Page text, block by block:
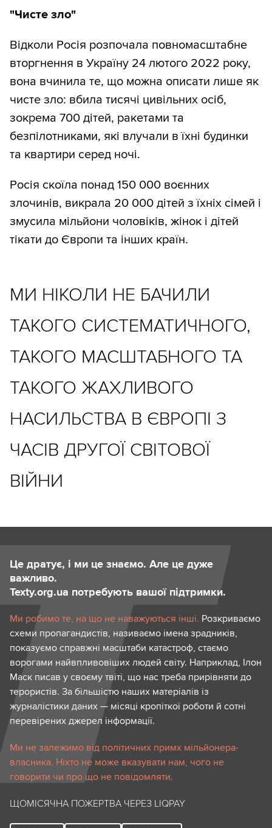
"Чисте зло"
Відколи Росія розпочала повномасштабне
вторгнення в Україну 24 лютого 2022 року,
вона вчинила те, що можна описати лише як
чисте зло: вбила тисячі цивільних осіб,
зокрема 700 дітей, ракетами та
безпілотниками, які влучали в їхні будинки
та квартири серед ночі.
Росія скоїла понад 150 000 воєнних
злочинів, викрала 20 000 дітей з їхніх сімей і
змусила мільйони чоловіків, жінок і дітей
тікати до Європи та інших країн.
МИ НІКОЛИ НЕ БАЧИЛИ
ТАКОГО СИСТЕМАТИЧНОГО,
ТАКОГО МАСШТАБНОГО ТА
ТАКОГО ЖАХЛИВОГО
НАСИЛЬСТВА В ЄВРОПІ З
ЧАСІВ ДРУГОЇ СВІТОВОЇ
ВІЙНИ
Це дратує, і ми це знаємо. Але це дуже
важливо.
Texty.org.ua потребують вашої підтримки.
Ми робимо те, на що не наважуються інші. Розкриваємо
схеми пропагандистів, називаємо імена зрадників,
показуємо справжні масштаби катастроф, стаємо
ворогами найвпливовіших людей світу. Наприклад, Ілон
Маск писав у своєму твіті, що нас треба прирівняти до
терористів. За більшістю наших матеріалів із
журналістики даних — місяці кропіткої роботи й сотні
перевірених джерел інформації.
Ми не залежимо від політичних примх мільйонера-
власника. Ніхто не може вказувати нам, чого не
говорити чи про що не повідомляти.
ЩОМІСЯЧНА ПОЖЕРТВА ЧЕРЕЗ LIQPAY